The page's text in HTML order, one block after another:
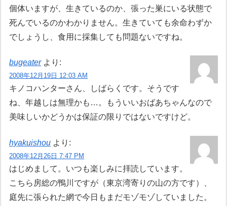
個体いますが、生きているのか、張った巣にいる状態で
死んでいるのかわかりません。生きていても余命わずか
でしょうし、食用に採集しても問題ないですね。
bugeater より:
2008年12月19日 12:03 AM
キノコハンターさん、しばらくです。そうです
ね、年越しは無理かも…。もういいおばあちゃんなので
美味しいかどうかは保証の限りではないですけど。
hyakuishou より:
2008年12月26日 7:47 PM
はじめまして。いつも楽しみに拝読しています。
こちら房総の鴨川ですが（東京湾寄りの山の方です）、
庭先に張られた網で今日もまだモゾモゾしていました。